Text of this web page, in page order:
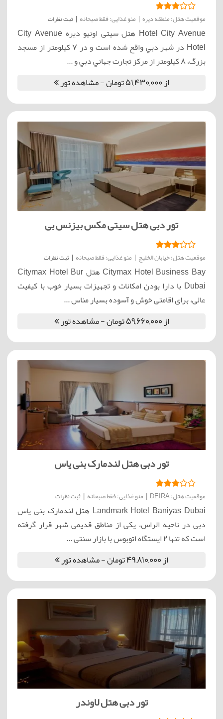
موقعیت هتل: منطقه دیره | منو غذایی: فقط صبحانه | ثبت نظرات
Hotel City Avenue هتل سیتی اونیو دیره City Avenue
Hotel در شهر دبي واقع شده است و در 7 کيلومتر از مسجد
بزرگ، 8 کيلومتر از مرکز تجارت جهاني دبي و ...
از 51,430,000 تومان - مشاهده تور
تور دبی هتل سیتی مکس بیزنس بی
موقعیت هتل: خیابان الخلیج | منو غذایی: فقط صبحانه | ثبت نظرات
Citymax Hotel Business Bay هتل Citymax Hotel Bur
Dubai با دارا بودن امکانات و تجهیزات بسیار خوب با کیفیت
عالی، برای اقامتی خوش و آسوده بسیار مناس ...
از 59,660,000 تومان - مشاهده تور
تور دبی هتل لندمارک بنی یاس
موقعیت هتل: DEIRA | منو غذایی: فقط صبحانه | ثبت نظرات
Landmark Hotel Baniyas Dubai هتل لندمارک بنی یاس
دبی در ناحیه الراس، یکی از مناطق قدیمی شهر قرار گرفته
است که تنها ۲ ایستگاه اتوبوس با بازار سنتی ...
از 49,810,000 تومان - مشاهده تور
تور دبی هتل لاوندر